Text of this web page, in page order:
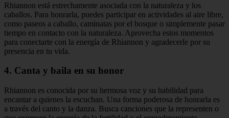
Rhiannon está estrechamente asociada con la naturaleza y los
caballos. Para honrarla, puedes participar en actividades al aire libre,
como paseos a caballo, caminatas por el bosque o simplemente pasar
tiempo en contacto con la naturaleza. Aprovecha estos momentos
para conectarte con la energía de Rhiannon y agradecerle por su
presencia en tu vida.
4. Canta y baila en su honor
Rhiannon es conocida por su hermosa voz y su habilidad para
encantar a quienes la escuchan. Una forma poderosa de honrarla es
a través del canto y la danza. Busca canciones que la representen o